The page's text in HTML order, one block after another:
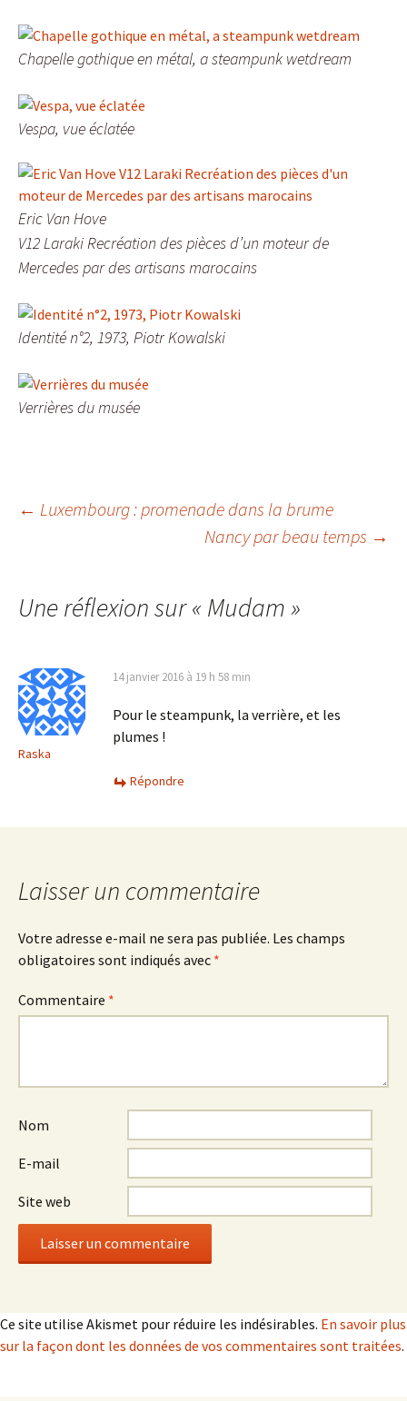
Chapelle gothique en métal, a steampunk wetdream
Vespa, vue éclatée
Eric Van Hove
V12 Laraki Recréation des pièces d’un moteur de
Mercedes par des artisans marocains
Identité n°2, 1973, Piotr Kowalski
Verrières du musée
Navigation
← Luxembourg : promenade dans la brume
Nancy par beau temps →
Une réflexion sur « Mudam»
Raska
14 janvier 2016 à 19 h 58 min
Pour le steampunk, la verrière, et les
plumes !
Répondre
Laisser un commentaire
Votre adresse e-mail ne sera pas publiée. Les champs
obligatoires sont indiqués avec *
Commentaire *
Nom
E-mail
Site web
Ce site utilise Akismet pour réduire les indésirables. En savoir plus
sur la façon dont les données de vos commentaires sont traitées.